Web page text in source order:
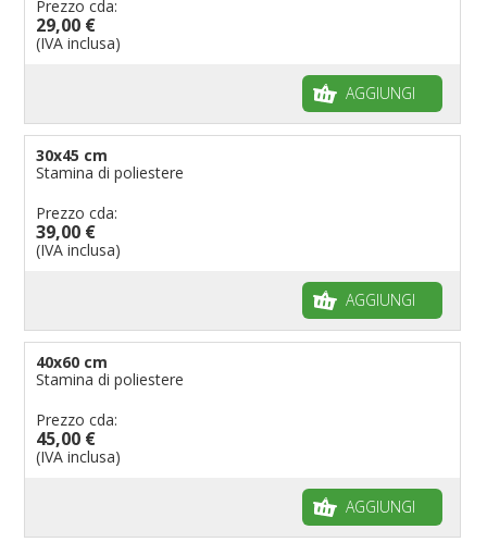
Prezzo cda:
29,00 €
(IVA inclusa)
AGGIUNGI
30x45 cm
Stamina di poliestere
Prezzo cda:
39,00 €
(IVA inclusa)
AGGIUNGI
40x60 cm
Stamina di poliestere
Prezzo cda:
45,00 €
(IVA inclusa)
AGGIUNGI